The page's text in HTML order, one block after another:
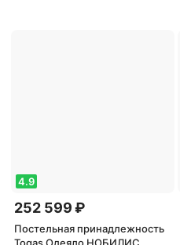
4.9
252 599 ₽
Постельная принадлежность